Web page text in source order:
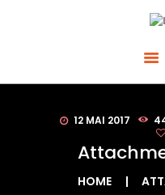
12 MAI 2017
HOME
SPÉCIALISTES
VENTE
QUI
?